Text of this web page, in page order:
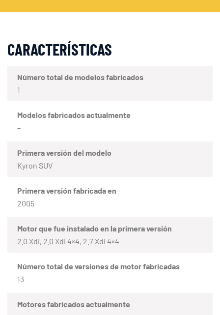
CARACTERÍSTICAS
Número total de modelos fabricados
1
Modelos fabricados actualmente
–
Primera versión del modelo
Kyron SUV
Primera versión fabricada en
2005
Motor que fue instalado en la primera versión
2.0 Xdi, 2.0 Xdi 4×4, 2.7 Xdi 4×4
Número total de versiones de motor fabricadas
13
Motores fabricados actualmente